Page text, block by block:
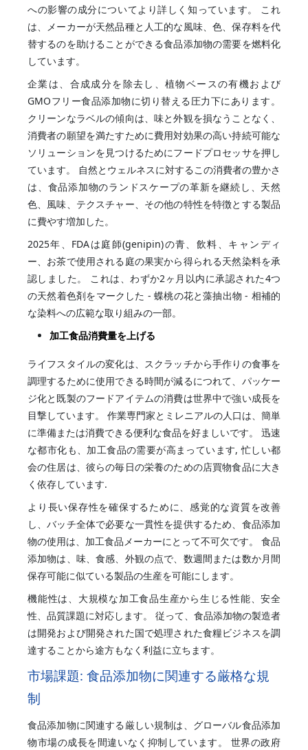
への影響の成分についてより詳しく知っています。 これ
は、メーカーが天然品種と人工的な風味、色、保存料を代
替するのを助けることができる食品添加物の需要を燃料化
しています。
企業は、合成成分を除去し、植物ベースの有機および
GMOフリー食品添加物に切り替える圧力下にあります。
クリーンなラベルの傾向は、味と外観を損なうことなく、
消費者の願望を満たすために費用対効果の高い持続可能な
ソリューションを見つけるためにフードプロセッサを押し
ています。 自然とウェルネスに対するこの消費者の豊かさ
は、食品添加物のランドスケープの革新を継続し、天然
色、風味、テクスチャー、その他の特性を特徴とする製品
に費やす増加した。
2025年、FDAは庭師(genipin)の青、飲料、キャンディ
ー、お茶で使用される庭の果実から得られる天然染料を承
認しました。 これは、わずか2ヶ月以内に承認された4つ
の天然着色剤をマークした - 蝶桃の花と藻抽出物 - 相補的
な染料への広範な取り組みの一部。
加工食品消費量を上げる
ライフスタイルの変化は、スクラッチから手作りの食事を
調理するために使用できる時間が減るにつれて、パッケー
ジ化と既製のフードアイテムの消費は世界中で強い成長を
目撃しています。 作業専門家とミレニアルの人口は、簡単
に準備または消費できる便利な食品を好ましいです。 迅速
な都市化も、加工食品の需要が高まっています, 忙しい都
会の住居は、彼らの毎日の栄養のための店買物食品に大き
く依存しています.
より長い保存性を確保するために、感覚的な資質を改善
し、バッチ全体で必要な一貫性を提供するため、食品添加
物の使用は、加工食品メーカーにとって不可欠です。 食品
添加物は、味、食感、外観の点で、数週間または数か月間
保存可能に似ている製品の生産を可能にします。
機能性は、大規模な加工食品生産から生じる性能、安全
性、品質課題に対応します。 従って、食品添加物の製造者
は開発および開発された国で処理された食糧ビジネスを調
達することから途方もなく利益に立ちます。
市場課題: 食品添加物に関連する厳格な規
制
食品添加物に関連する厳しい規制は、グローバル食品添加
物市場の成長を間違いなく抑制しています。 世界の政府